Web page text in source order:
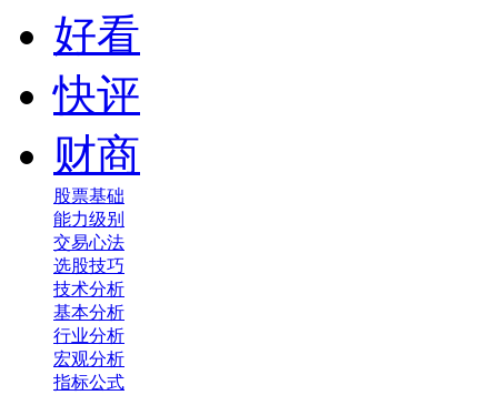
好看
快评
财商
股票基础
能力级别
交易心法
选股技巧
技术分析
基本分析
行业分析
宏观分析
指标公式